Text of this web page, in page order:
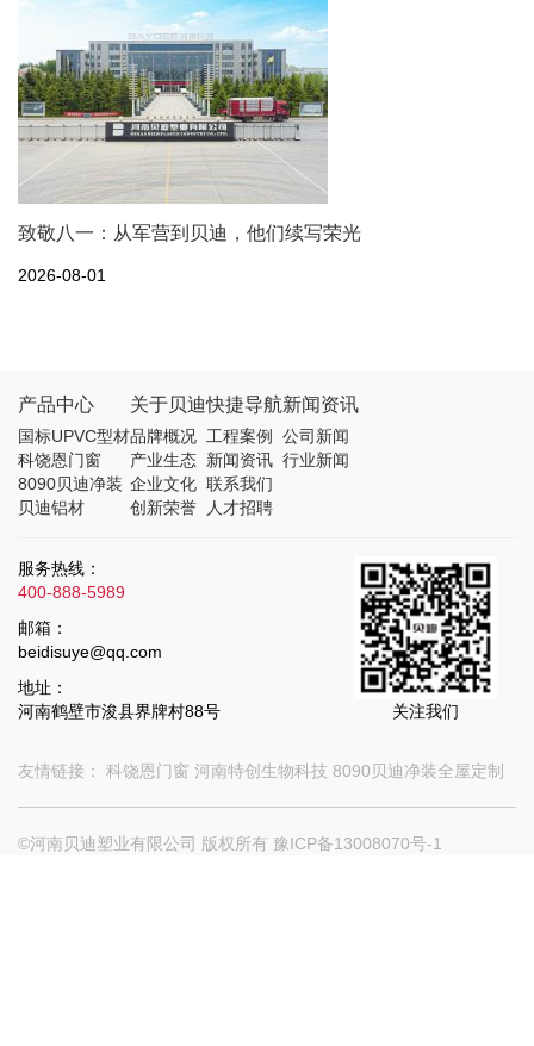
致敬八一：从军营到贝迪，他们续写荣光
2026-08-01
产品中心
国标UPVC型材
科饶恩门窗
8090贝迪净装
贝迪铝材
关于贝迪
品牌概况
产业生态
企业文化
创新荣誉
快捷导航
工程案例
新闻资讯
联系我们
人才招聘
新闻资讯
公司新闻
行业新闻
服务热线：
400-888-5989
邮箱：
beidisuye@qq.com
地址：
河南鹤壁市浚县界牌村88号
关注我们
友情链接： 科饶恩门窗 河南特创生物科技 8090贝迪净装全屋定制
©河南贝迪塑业有限公司 版权所有 豫ICP备13008070号-1